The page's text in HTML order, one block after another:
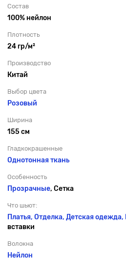
Состав
100% нейлон
Плотность
24 гр/м²
Производство
Китай
Выбор цвета
Розовый
Ширина
155 см
Гладкокрашенные
Однотонная ткань
Особенность
Прозрачные, Сетка
Что шьют:
Платья, Отделка, Детская одежда,
вставки
Волокна
Нейлон